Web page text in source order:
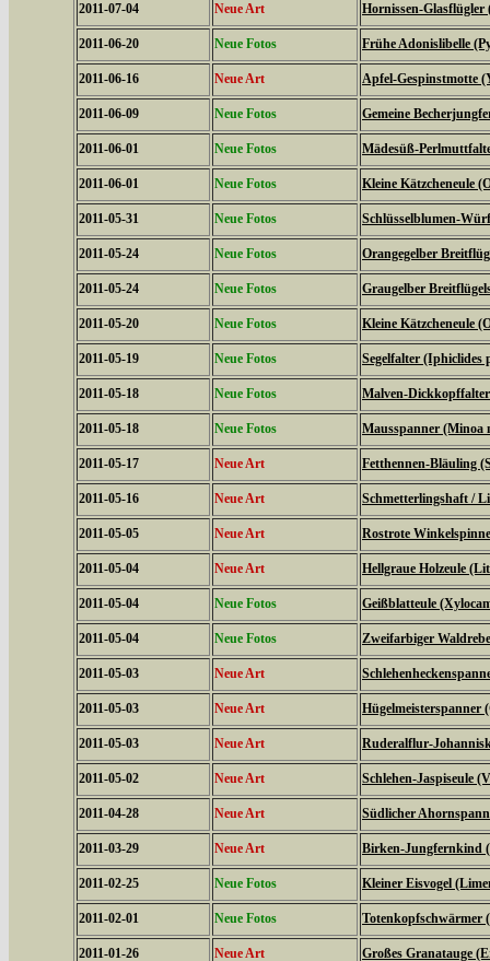
2011-07-04 Neue Art Hornissen-Glasflügler
2011-06-20 Neue Fotos Frühe Adonislibelle
2011-06-16 Neue Art Apfel-Gespinstmotte
2011-06-09 Neue Fotos Gemeine
2011-06-01 Neue Fotos Mädesüß-
2011-06-01 Neue Fotos Kleine Kätzcheneule
2011-05-31 Neue Fotos Schlüsselblumen-
2011-05-24 Neue Fotos Orangegelber
2011-05-24 Neue Fotos Graugelber
2011-05-20 Neue Fotos Kleine Kätzcheneule
2011-05-19 Neue Fotos Segelfalter (Iphiclides
2011-05-18 Neue Fotos Malven-
2011-05-18 Neue Fotos Mausspanner (Minoa
2011-05-17 Neue Art Fetthennen-Bläuling
2011-05-16 Neue Art Schmetterlingshaft /
2011-05-05 Neue Art Rostrote
2011-05-04 Neue Art Hellgraue Holzeule
2011-05-04 Neue Fotos Geißblatteule
2011-05-04 Neue Fotos Zweifarbiger
2011-05-03 Neue Art
2011-05-03 Neue Art Hügelmeisterspanner
2011-05-03 Neue Art Ruderalflur-
2011-05-02 Neue Art Schlehen-Jaspiseule
2011-04-28 Neue Art Südlicher
2011-03-29 Neue Art Birken-Jungfernkind
2011-02-25 Neue Fotos Kleiner Eisvogel
2011-02-01 Neue Fotos Totenkopfschwärmer
2011-01-26 Neue Art Großes Granatauge